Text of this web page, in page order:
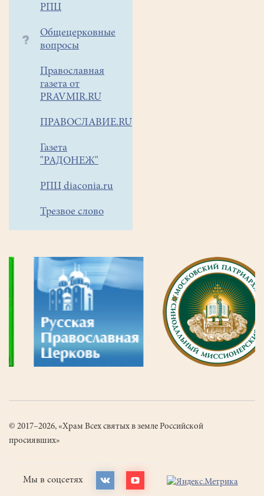
РПЦ
Общецерковные
вопросы
Православная
газета от
PRAVMIR.RU
ПРАВОСЛАВИЕ.RU
Газета
"РАДОНЕЖ"
РПЦ diaconia.ru
Трезвое слово
© 2017–2026, «Храм Всех святых в земле Российской
просиявших»
Мы в соцсетях